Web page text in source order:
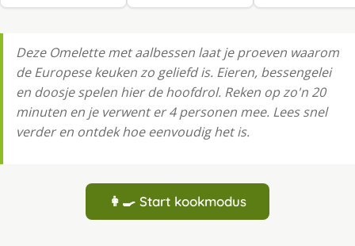
Deze Omelette met aalbessen laat je proeven waarom
de Europese keuken zo geliefd is. Eieren, bessengelei
en doosje spelen hier de hoofdrol. Reken op zo'n 20
minuten en je verwent er 4 personen mee. Lees snel
verder en ontdek hoe eenvoudig het is.
👩‍🍳 Start kookmodus